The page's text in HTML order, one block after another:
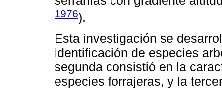
1976).
Esta investigación se
identificación de especies
segunda consistió en la
especies forrajeras, y la